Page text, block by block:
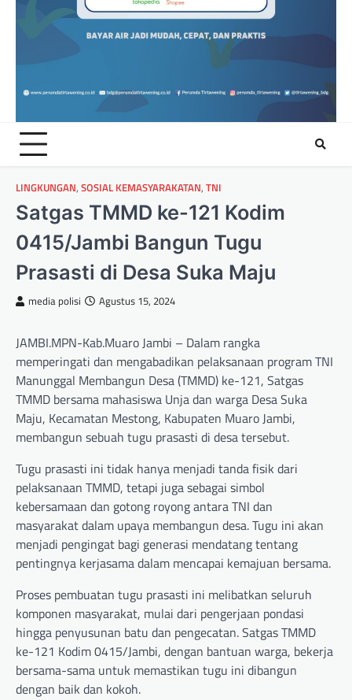
LINGKUNGAN, SOSIAL KEMASYARAKATAN, TNI
Satgas TMMD ke-121 Kodim
0415/Jambi Bangun Tugu
Prasasti di Desa Suka Maju
media polisi Agustus 15, 2024
JAMBI.MPN-Kab.Muaro Jambi – Dalam rangka
memperingati dan mengabadikan pelaksanaan program TNI
Manunggal Membangun Desa (TMMD) ke-121, Satgas
TMMD bersama mahasiswa Unja dan warga Desa Suka
Maju, Kecamatan Mestong, Kabupaten Muaro Jambi,
membangun sebuah tugu prasasti di desa tersebut.
Tugu prasasti ini tidak hanya menjadi tanda fisik dari
pelaksanaan TMMD, tetapi juga sebagai simbol
kebersamaan dan gotong royong antara TNI dan
masyarakat dalam upaya membangun desa. Tugu ini akan
menjadi pengingat bagi generasi mendatang tentang
pentingnya kerjasama dalam mencapai kemajuan bersama.
Proses pembuatan tugu prasasti ini melibatkan seluruh
komponen masyarakat, mulai dari pengerjaan pondasi
hingga penyusunan batu dan pengecatan. Satgas TMMD
ke-121 Kodim 0415/Jambi, dengan bantuan warga, bekerja
bersama-sama untuk memastikan tugu ini dibangun
dengan baik dan kokoh.